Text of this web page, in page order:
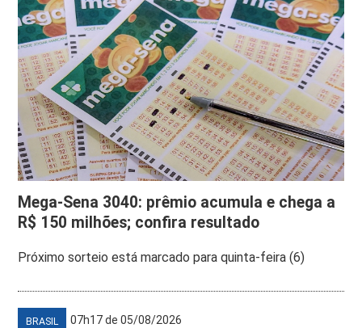
Mega-Sena 3040: prêmio acumula e chega a
R$ 150 milhões; confira resultado
Próximo sorteio está marcado para quinta-feira (6)
BRASIL 07h17 de 05/08/2026